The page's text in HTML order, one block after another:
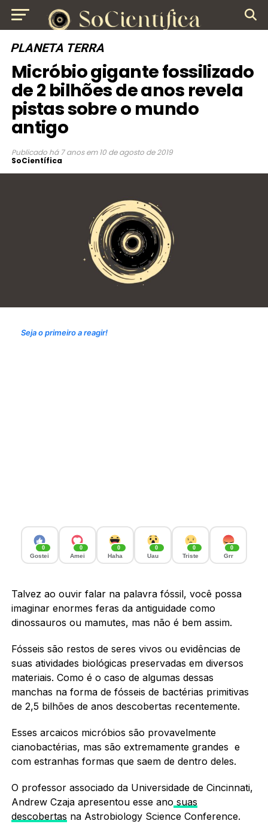
PLANETA TERRA
Micróbio gigante fossilizado
de 2 bilhões de anos revela
pistas sobre o mundo
antigo
Publicado há 7 anos em 10 de agosto de 2019
SoCientífica
Seja o primeiro a reagir!
0
Gostei
0
Amei
0
Haha
0
Uau
0
Triste
0
Grr
Talvez ao ouvir falar na palavra fóssil, você possa
imaginar enormes feras da antiguidade como
dinossauros ou mamutes, mas não é bem assim.
Fósseis são restos de seres vivos ou evidências de
suas atividades biológicas preservadas em diversos
materiais. Como é o caso de algumas dessas
manchas na forma de fósseis de bactérias primitivas
de 2,5 bilhões de anos descobertas recentemente.
Esses arcaicos micróbios são provavelmente
cianobactérias, mas são extremamente grandes e
com estranhas formas que saem de dentro deles.
O professor associado da Universidade de Cincinnati,
Andrew Czaja apresentou esse ano suas
descobertas na Astrobiology Science Conference.